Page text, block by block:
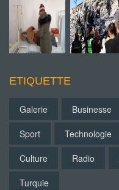
ETIQUETTE
Galerie Businesse
Sport
Technologie
Culture
Radio
Turquie